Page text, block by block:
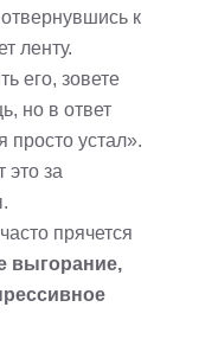
к
ленту.
его, зовете
но в ответ
просто устал».
это за
прячется
выгорание,